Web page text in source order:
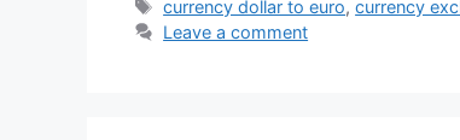
Tags
currency dollar to euro,currency
Leave a comment